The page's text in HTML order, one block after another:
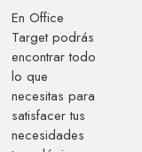
En Office
Target podrás
encontrar todo
lo que
necesitas para
satisfacer tus
necesidades